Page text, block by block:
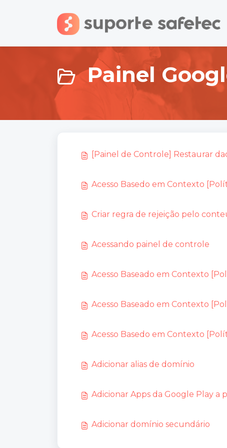
Painel
[Painel de Controle] Restaurar
Acesso Basedo em Contexto
Criar regra de rejeição pelo
Acessando painel de controle
Acesso Baseado em Contexto
Acesso Baseado em Contexto
Acesso Basedo em Contexto
Adicionar alias de domínio
Adicionar Apps da Google Play a
Adicionar domínio secundário